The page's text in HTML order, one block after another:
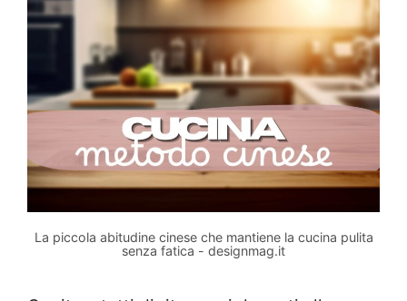
La piccola abitudine cinese che mantiene la cucina pulita
senza fatica - designmag.it